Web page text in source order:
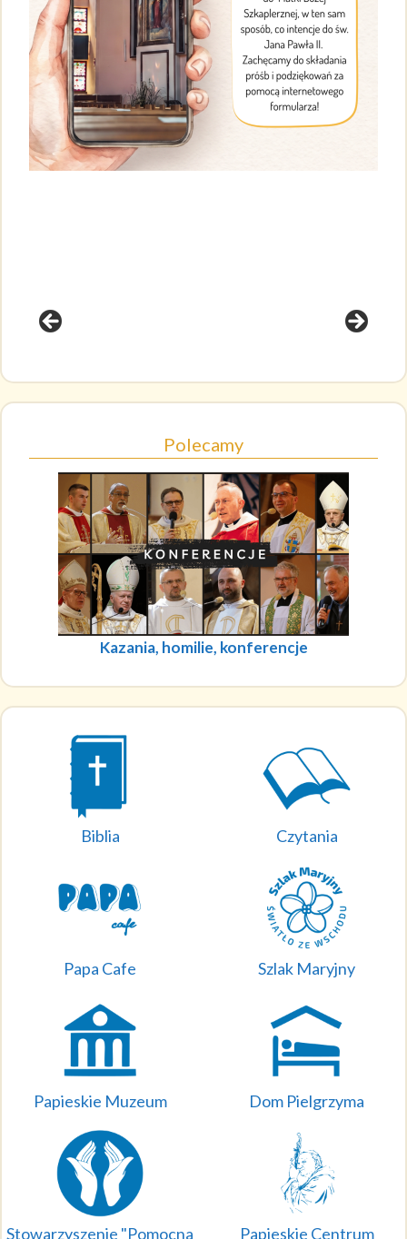
Polecamy
Kazania, homilie, konferencje
Biblia Czytania
Papa Cafe Szlak Maryjny
Papieskie Muzeum Dom Pielgrzyma
Stowarzyszenie "Pomocna Papieskie Centrum